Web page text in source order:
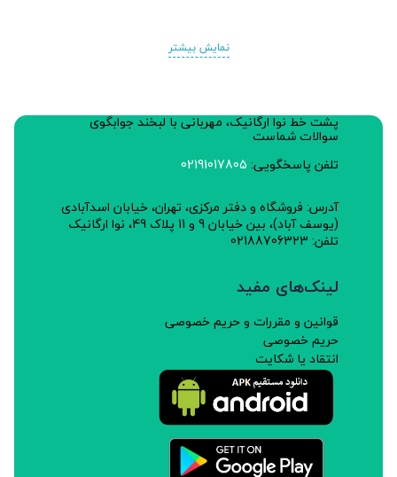
نمایش بیشتر
پشت خط نوا ارگانیک، مهربانی با لبخند جوابگوی
سوالات شماست
تلفن پاسخگویی: 02191017805
آدرس: فروشگاه و دفتر مرکزی، تهران، خیابان اسدآبادی
(یوسف آباد)، بین خیابان 9 و 11 پلاک 49، نوا ارگانیک
تلفن: 02188706323
لینک‌های مفید
قوانین و مقررات و حریم خصوصی
حریم خصوصی
انتقاد یا شکایت